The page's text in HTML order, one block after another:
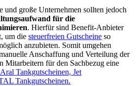
und große Unternehmen sollten jedoch
für die
. Hierfür sind Benefit-Anbieter
um die steuerfreien Gutscheine so
anzubieten. Somit umgehen
Anschaffung und Verteilung der
Mitarbeitern für den Sachbezug eine
Tankgutscheinen, Jet
Tankgutscheinen.